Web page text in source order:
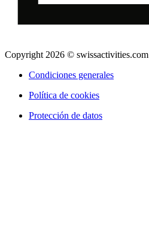
Copyright 2026 © swissactivities.com
Condiciones generales
Política de cookies
Protección de datos